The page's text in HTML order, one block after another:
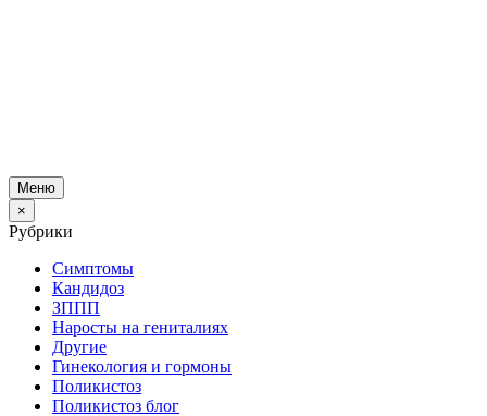
Меню
×
Рубрики
Симптомы
Кандидоз
ЗППП
Наросты на гениталиях
Другие
Гинекология и гормоны
Поликистоз
Поликистоз блог